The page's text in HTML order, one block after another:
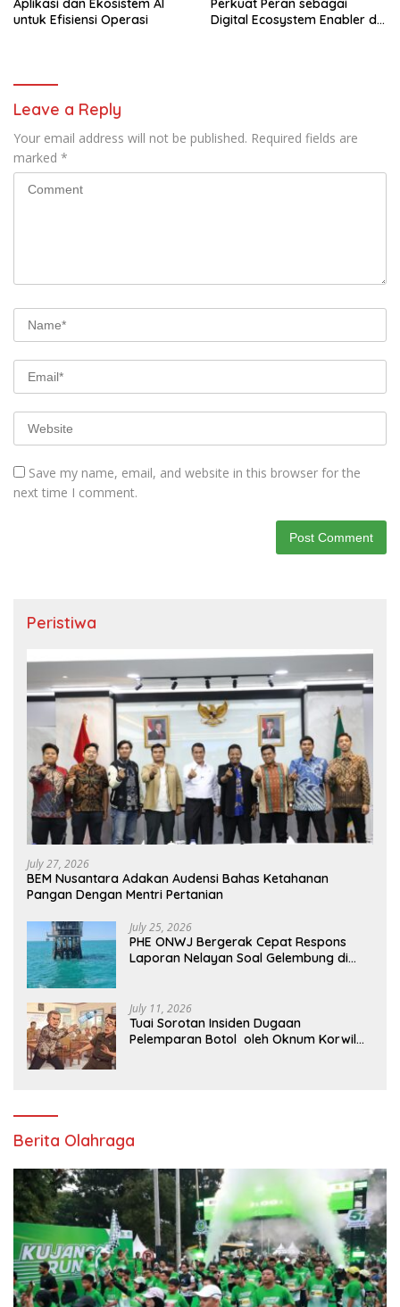
Aplikasi dan Ekosistem AI
untuk Efisiensi Operasi
Perkuat Peran sebagai
Digital Ecosystem Enabler di
Leave a Reply
Your email address will not be published. Required fields are
marked *
Save my name, email, and website in this browser for the
next time I comment.
Peristiwa
July 27, 2026
BEM Nusantara Adakan Audensi Bahas Ketahanan
Pangan Dengan Mentri Pertanian
July 25, 2026
PHE ONWJ Bergerak Cepat Respons
Laporan Nelayan Soal Gelembung di
July 11, 2026
Tuai Sorotan Insiden Dugaan
Pelemparan Botol oleh Oknum Korwil
Berita Olahraga